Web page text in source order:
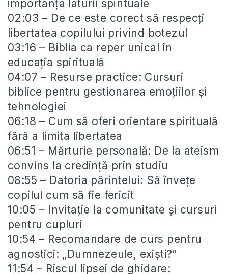
importanța laturii spirituale
02:03 – De ce este corect să respecți
libertatea copilului privind botezul
03:16 – Biblia ca reper unical în
educația spirituală
04:07 – Resurse practice: Cursuri
biblice pentru gestionarea emoțiilor și
tehnologiei
06:18 – Cum să oferi orientare spirituală
fără a limita libertatea
06:51 – Mărturie personală: De la ateism
convins la credință prin studiu
08:55 – Datoria părintelui: Să învețe
copilul cum să fie fericit
10:05 – Invitație la comunitate și cursuri
pentru cupluri
10:54 – Recomandare de curs pentru
agnostici: „Dumnezeule, exiști?”
11:54 – Riscul lipsei de ghidare: